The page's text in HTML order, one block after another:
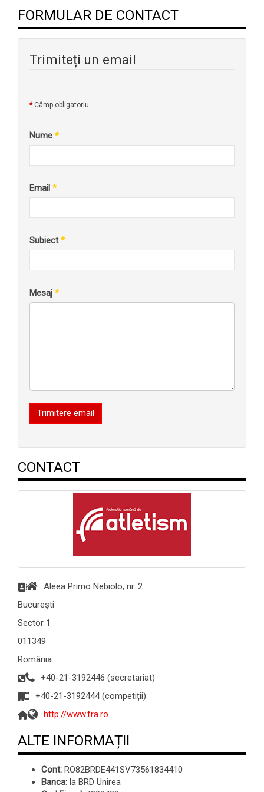
FORMULAR DE CONTACT
Trimiteți un email
*Câmp obligatoriu
Nume *
Email *
Subiect*
Mesaj *
Trimitere email
CONTACT
Aleea Primo Nebiolo, nr. 2
București
Sector 1
011349
România
+40-21-3192446 (secretariat)
+40-21-3192444 (competiții)
http://www.fra.ro
ALTE INFORMAȚII
Cont: RO82BRDE441SV73561834410
Banca: la BRD Unirea